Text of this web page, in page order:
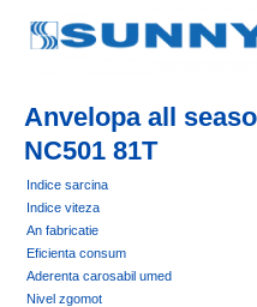
Anvelopa all
NC501 81T
Indice sarcina
Indice viteza
An fabricatie
Eficienta consum
Aderenta carosabil umed
Nivel zgomot